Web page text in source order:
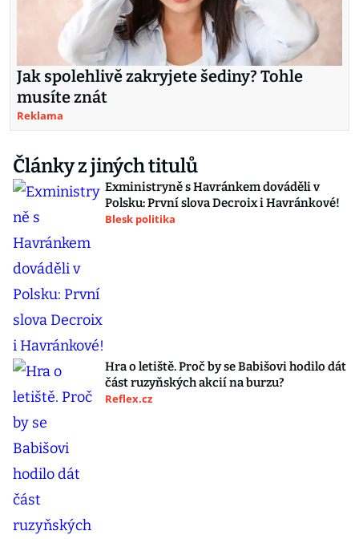
Jak spolehlivě zakryjete šediny? Tohle
musíte znát
Reklama
Články z jiných titulů
Exministryně s Havránkem dováděli v
Polsku: První slova Decroix i Havránkové!
Blesk politika
Hra o letiště. Proč by se Babišovi hodilo dát
část ruzyňských akcií na burzu?
Reflex.cz